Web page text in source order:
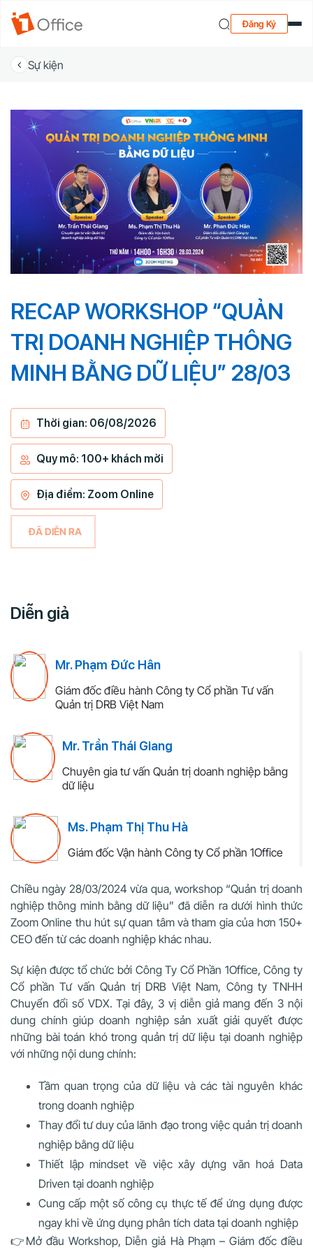
Đăng Ký
Sự kiện
RECAP WORKSHOP “QUẢN
TRỊ DOANH NGHIỆP THÔNG
MINH BẰNG DỮ LIỆU” 28/03
Thời gian: 06/08/2026
Quy mô: 100+ khách mời
Địa điểm: Zoom Online
ĐÃ DIỄN RA
Diễn giả
Mr. Phạm Đức Hân
Giám đốc điều hành Công ty Cổ phần Tư vấn
Quản trị DRB Việt Nam
Mr. Trần Thái Giang
Chuyên gia tư vấn Quản trị doanh nghiệp bằng
dữ liệu
Ms. Phạm Thị Thu Hà
Giám đốc Vận hành Công ty Cổ phần 1Office
Chiều ngày 28/03/2024 vừa qua, workshop “Quản trị doanh
nghiệp thông minh bằng dữ liệu” đã diễn ra dưới hình thức
Zoom Online thu hút sự quan tâm và tham gia của hơn 150+
CEO đến từ các doanh nghiệp khác nhau.
Sự kiện được tổ chức bởi Công Ty Cổ Phần 1Office,Công ty
Cổ phần Tư vấn Quản trị DRB Việt Nam, Công ty TNHH
Chuyển đổi số VDX. Tại đây, 3 vị diễn giả mang đến 3 nội
dung chính giúp doanh nghiệp sản xuất giải quyết được
những bài toán khó trong quản trị dữ liệu tại doanh nghiệp
với những nội dung chính:
Tầm quan trọng của dữ liệu và các tài nguyên khác
trong doanh nghiệp
Thay đổi tư duy của lãnh đạo trong việc quản trị doanh
nghiệp bằng dữ liệu
Thiết lập mindset về việc xây dựng văn hoá Data
Driven tại doanh nghiệp
Cung cấp một số công cụ thực tế để ứng dụng được
ngay khi về ứng dụng phân tích data tại doanh nghiệp
👉Mở đầu Workshop, Diễn giả Hà Phạm – Giám đốc điều